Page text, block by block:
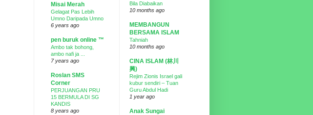
Misai Merah
Gelagat Pas Lebih
Umno Daripada Umno
6 years ago
pen buruk online ™
Ambo tak bohong,
ambo nafi ja ...
7 years ago
Roslan SMS
Corner
PERJUANGAN PRU
15 BERMULA DI SG
KANDIS
8 years ago
Bila Diabaikan
10 months ago
MEMBANGUN
BERSAMA ISLAM
Tahniah
10 months ago
CINA ISLAM (林川
興)
Rejim Zionis Israel gali
kubur sendiri – Tuan
Guru Abdul Hadi
1 year ago
Anak Sungai